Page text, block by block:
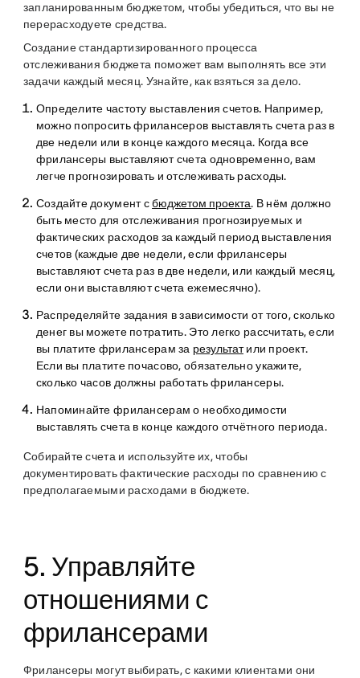
запланированным бюджетом, чтобы убедиться, что вы не
перерасходуете средства.
Создание стандартизированного процесса
отслеживания бюджета поможет вам выполнять все эти
задачи каждый месяц. Узнайте, как взяться за дело.
Определите частоту выставления счетов. Например,
можно попросить фрилансеров выставлять счета раз в
две недели или в конце каждого месяца. Когда все
фрилансеры выставляют счета одновременно, вам
легче прогнозировать и отслеживать расходы.
Создайтедокумент сбюджетом проекта. В нём должно
быть место для отслеживания прогнозируемых и
фактических расходов за каждый период выставления
счетов (каждые две недели, если фрилансеры
выставляют счета раз в две недели, или каждый месяц,
если они выставляют счета ежемесячно).
Распределяйте задания в зависимости от того, сколько
денег вы можете потратить. Это легко рассчитать, если
вы платите фрилансерам за результатили проект.
Если вы платите почасово, обязательно укажите,
сколько часов должны работать фрилансеры.
Напоминайте фрилансерам о необходимости
выставлять счета в конце каждого отчётного периода.
Собирайте счетаи используйте их, чтобы
документировать фактические расходы по сравнению с
предполагаемыми расходами в бюджете.
5. Управляйте
отношениями с
фрилансерами
Фрилансеры могут выбирать, с какими клиентами они